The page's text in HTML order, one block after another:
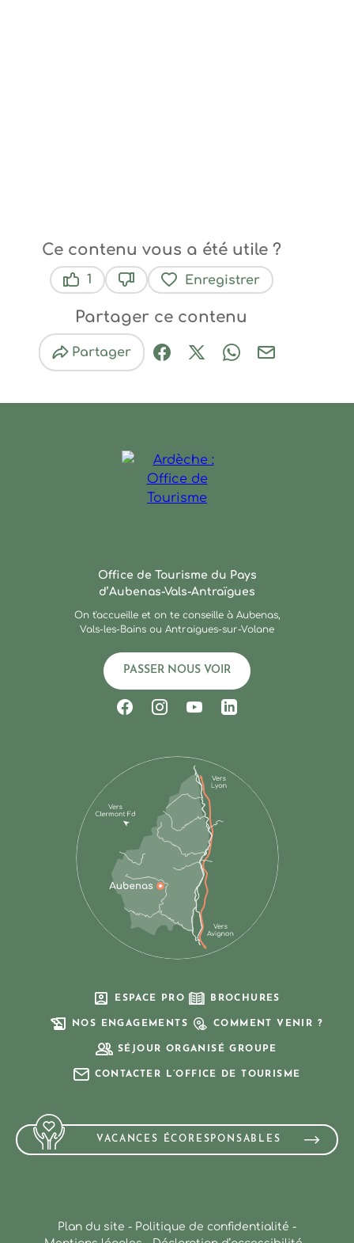
Ce contenu vous a été utile ?
1
Enregistrer
Partager ce contenu
Partager
Partager sur Facebook
Partager sur X / Twitter
Partager sur
Partager par
Office de Tourisme du Pays
d’Aubenas-Vals-Antraïgues
On t'accueille et on te conseille à Aubenas,
Vals-les-Bains ou Antraigues-sur-Volane
PASSER NOUS VOIR
Suivez-nous sur Facebook
Suivez-nous sur Instagram
Suivez-nous sur
Suivez-nous sur
ESPACE PRO BROCHURES
NOS ENGAGEMENTS COMMENT VENIR ?
SÉJOUR ORGANISÉ GROUPE
CONTACTER L’OFFICE DE TOURISME
VACANCES ÉCORESPONSABLES
Plan du site - Politique de confidentialité -